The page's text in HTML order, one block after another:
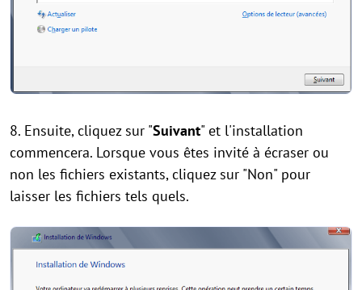
8. Ensuite, cliquez sur "Suivant" et l'installation
commencera. Lorsque vous êtes invité à écraser ou
non les fichiers existants, cliquez sur "Non" pour
laisser les fichiers tels quels.